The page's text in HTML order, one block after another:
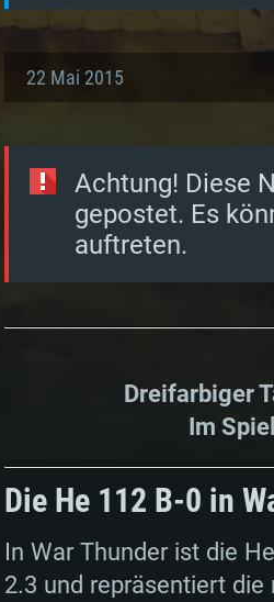
22 Mai 2015
Achtung! Diese
gepostet. Es
auftreten.
Dreifarbiger
Im
Die He 112 B-0 in
In War Thunder ist die
2.3 und repräsentiert